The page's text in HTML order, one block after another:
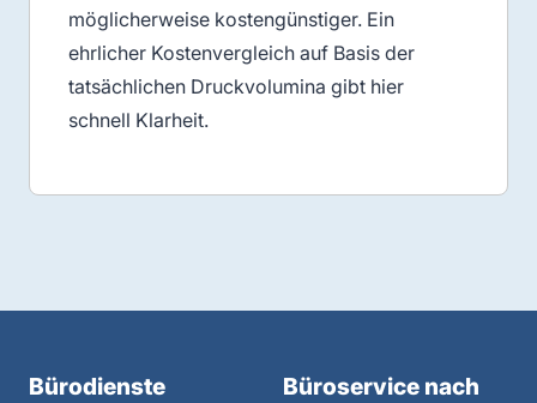
möglicherweise kostengünstiger. Ein
ehrlicher Kostenvergleich auf Basis der
tatsächlichen Druckvolumina gibt hier
schnell Klarheit.
Bürodienste
Büroservice nach